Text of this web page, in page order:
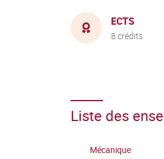
ECTS
8 crédits
Liste des
Mécanique